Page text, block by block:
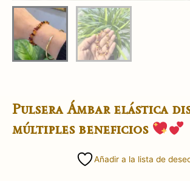
Pulsera Ámbar elástica
múltiples beneficios
Añadir a la lista de